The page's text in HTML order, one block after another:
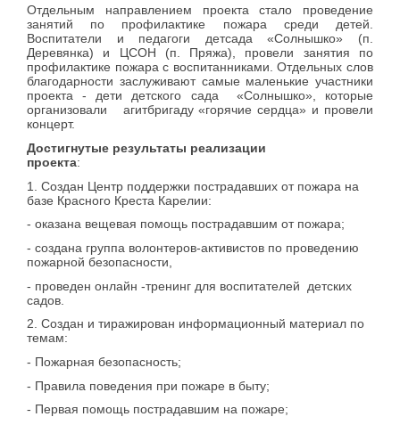
Отдельным направлением проекта стало проведение
занятий по профилактике пожара среди детей.
Воспитатели и педагоги детсада «Солнышко» (п.
Деревянка) и ЦСОН (п. Пряжа), провели занятия по
профилактике пожара с воспитанниками. Отдельных слов
благодарности заслуживают самые маленькие участники
проекта - дети детского сада «Солнышко», которые
организовали агитбригаду «горячие сердца» и провели
концерт.
Достигнутые результаты реализации
проекта
1. Создан Центр поддержки пострадавших от пожара на
базе Красного Креста Карелии:
- оказана вещевая помощь пострадавшим от пожара;
- создана группа волонтеров-активистов по проведению
пожарной безопасности,
- проведен онлайн -тренинг для воспитателей детских
садов.
2. Создан и тиражирован информационный материал по
темам:
- Пожарная безопасность;
- Правила поведения при пожаре в быту;
- Первая помощь пострадавшим на пожаре;